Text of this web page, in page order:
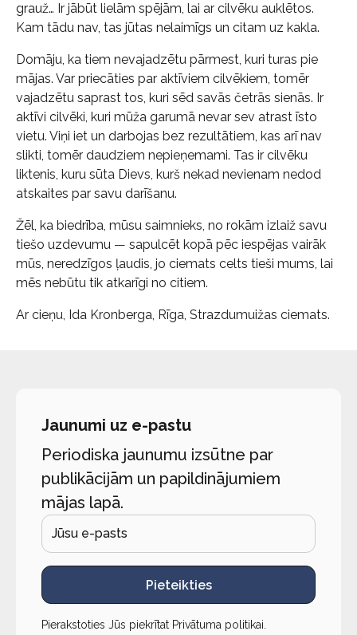
grauž… Ir jābūt lielām spējām, lai ar cilvēku auklētos.
Kam tādu nav, tas jūtas nelaimīgs un citam uz kakla.
Domāju, ka tiem nevajadzētu pārmest, kuri turas pie
mājas. Var priecāties par aktīviem cilvēkiem, tomēr
vajadzētu saprast tos, kuri sēd savās četrās sienās. Ir
aktīvi cilvēki, kuri mūža garumā nevar sev atrast īsto
vietu. Viņi iet un darbojas bez rezultātiem, kas arī nav
slikti, tomēr daudziem nepieņemami. Tas ir cilvēku
liktenis, kuru sūta Dievs, kurš nekad nevienam nedod
atskaites par savu darīšanu.
Žēl, ka biedrība, mūsu saimnieks, no rokām izlaiž savu
tiešo uzdevumu — sapulcēt kopā pēc iespējas vairāk
mūs, neredzīgos ļaudis, jo ciemats celts tieši mums, lai
mēs nebūtu tik atkarīgi no citiem.
Ar cieņu, Ida Kronberga, Rīga, Strazdumuižas ciemats.
Jaunumi uz e-pastu
Periodiska jaunumu izsūtne par
publikācijām un papildinājumiem
mājas lapā.
Pieteikties
Pierakstoties Jūs piekrītat Privātuma politikai